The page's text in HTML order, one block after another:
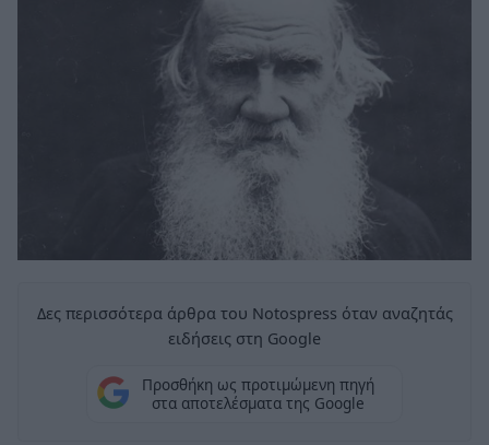
Δες περισσότερα άρθρα του Notospress όταν αναζητάς
ειδήσεις στη Google
Προσθήκη ως προτιμώμενη πηγή
στα αποτελέσματα της Google